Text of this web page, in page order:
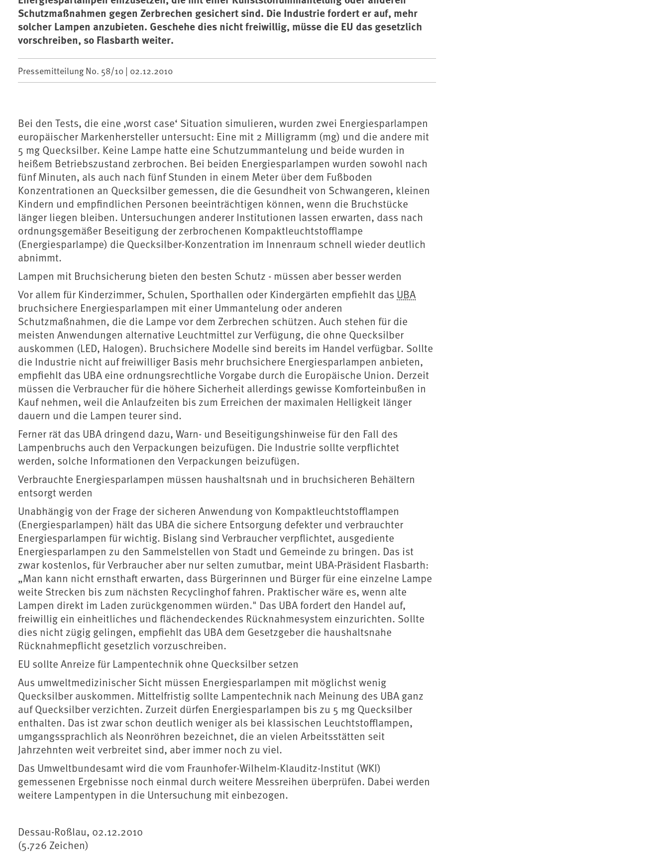
Schutzmaßnahmen gegen Zerbrechen gesichert sind. Die Industrie fordert er auf, mehr
solcher Lampen anzubieten. Geschehe dies nicht freiwillig, müsse die EU das gesetzlich
vorschreiben, so Flasbarth weiter.
Pressemitteilung No. 58/10 | 02.12.2010
Bei den Tests, die eine ‚worst case‘ Situation simulieren, wurden zwei Energiesparlampen
europäischer Markenhersteller untersucht: Eine mit 2 Milligramm (mg) und die andere mit
5 mg Quecksilber. Keine Lampe hatte eine Schutzummantelung und beide wurden in
heißem Betriebszustand zerbrochen. Bei beiden Energiesparlampen wurden sowohl nach
fünf Minuten, als auch nach fünf Stunden in einem Meter über dem Fußboden
Konzentrationen an Quecksilber gemessen, die die Gesundheit von Schwangeren, kleinen
Kindern und empfindlichen Personen beeinträchtigen können, wenn die Bruchstücke
länger liegen bleiben. Untersuchungen anderer Institutionen lassen erwarten, dass nach
ordnungsgemäßer Beseitigung der zerbrochenen Kompaktleuchtstofflampe
(Energiesparlampe) die Quecksilber-Konzentration im Innenraum schnell wieder deutlich
abnimmt.
Lampen mit Bruchsicherung bieten den besten Schutz - müssen aber besser werden
Vor allem für Kinderzimmer, Schulen, Sporthallen oder Kindergärten empfiehlt das UBA
bruchsichere Energiesparlampen mit einer Ummantelung oder anderen
Schutzmaßnahmen, die die Lampe vor dem Zerbrechen schützen. Auch stehen für die
meisten Anwendungen alternative Leuchtmittel zur Verfügung, die ohne Quecksilber
auskommen (LED, Halogen). Bruchsichere Modelle sind bereits im Handel verfügbar. Sollte
die Industrie nicht auf freiwilliger Basis mehr bruchsichere Energiesparlampen anbieten,
empfiehlt das UBA eine ordnungsrechtliche Vorgabe durch die Europäische Union. Derzeit
müssen die Verbraucher für die höhere Sicherheit allerdings gewisse Komforteinbußen in
Kauf nehmen, weil die Anlaufzeiten bis zum Erreichen der maximalen Helligkeit länger
dauern und die Lampen teurer sind.
Ferner rät das UBA dringend dazu, Warn- und Beseitigungshinweise für den Fall des
Lampenbruchs auch den Verpackungen beizufügen. Die Industrie sollte verpflichtet
werden, solche Informationen den Verpackungen beizufügen.
Verbrauchte Energiesparlampen müssen haushaltsnah und in bruchsicheren Behältern
entsorgt werden
Unabhängig von der Frage der sicheren Anwendung von Kompaktleuchtstofflampen
(Energiesparlampen) hält das UBA die sichere Entsorgung defekter und verbrauchter
Energiesparlampen für wichtig. Bislang sind Verbraucher verpflichtet, ausgediente
Energiesparlampen zu den Sammelstellen von Stadt und Gemeinde zu bringen. Das ist
zwar kostenlos, für Verbraucher aber nur selten zumutbar, meint UBA-Präsident Flasbarth:
„Man kann nicht ernsthaft erwarten, dass Bürgerinnen und Bürger für eine einzelne Lampe
weite Strecken bis zum nächsten Recyclinghof fahren. Praktischer wäre es, wenn alte
Lampen direkt im Laden zurückgenommen würden." Das UBA fordert den Handel auf,
freiwillig ein einheitliches und flächendeckendes Rücknahmesystem einzurichten. Sollte
dies nicht zügig gelingen, empfiehlt das UBA dem Gesetzgeber die haushaltsnahe
Rücknahmepflicht gesetzlich vorzuschreiben.
EU sollte Anreize für Lampentechnik ohne Quecksilber setzen
Aus umweltmedizinischer Sicht müssen Energiesparlampen mit möglichst wenig
Quecksilber auskommen. Mittelfristig sollte Lampentechnik nach Meinung des UBA ganz
auf Quecksilber verzichten. Zurzeit dürfen Energiesparlampen bis zu 5 mg Quecksilber
enthalten. Das ist zwar schon deutlich weniger als bei klassischen Leuchtstofflampen,
umgangssprachlich als Neonröhren bezeichnet, die an vielen Arbeitsstätten seit
Jahrzehnten weit verbreitet sind, aber immer noch zu viel.
Das Umweltbundesamt wird die vom Fraunhofer-Wilhelm-Klauditz-Institut (WKI)
gemessenen Ergebnisse noch einmal durch weitere Messreihen überprüfen. Dabei werden
weitere Lampentypen in die Untersuchung mit einbezogen.
Dessau-Roßlau, 02.12.2010
(5.726 Zeichen)